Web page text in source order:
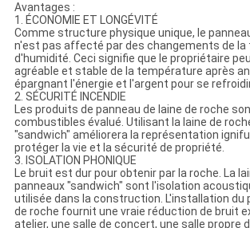
Avantages :
1. ÉCONOMIE ET LONGÉVITÉ
Comme structure physique unique, le
n'est pas affecté par des changements de la
d'humidité. Ceci signifie que le propriétaire
agréable et stable de la température après
épargnant l'énergie et l'argent pour se
2. SÉCURITÉ INCENDIE
Les produits de panneau de laine de roche
combustibles évalué. Utilisant la laine de
"sandwich" améliorera la représentation
protéger la vie et la sécurité de propriété.
3. ISOLATION PHONIQUE
Le bruit est dur pour obtenir par la roche. La
panneaux "sandwich" sont l'isolation
utilisée dans la construction. L'installation du
de roche fournit une vraie réduction de bruit
atelier, une salle de concert, une salle propre